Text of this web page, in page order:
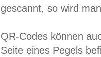
gescannt, so wird
QR-Codes können
Seite eines Pegels